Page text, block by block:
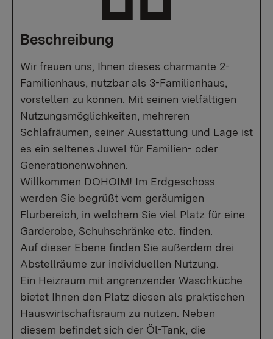
Beschreibung
Wir freuen uns, Ihnen dieses charmante 2-
Familienhaus, nutzbar als 3-Familienhaus,
vorstellen zu können. Mit seinen vielfältigen
Nutzungsmöglichkeiten, mehreren
Schlafräumen, seiner Ausstattung und Lage ist
es ein seltenes Juwel für Familien- oder
Generationenwohnen.
Willkommen DOHOIM! Im Erdgeschoss
werden Sie begrüßt vom geräumigen
Flurbereich, in welchem Sie viel Platz für eine
Garderobe, Schuhschränke etc. finden.
Auf dieser Ebene finden Sie außerdem drei
Abstellräume zur individuellen Nutzung.
Ein Heizraum mit angrenzender Waschküche
bietet Ihnen den Platz diesen als praktischen
Hauswirtschaftsraum zu nutzen. Neben
diesem befindet sich der Öl-Tank, die